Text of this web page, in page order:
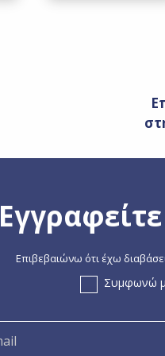
Επιβεβαιώνω ότι έχω
Συμφωνώ